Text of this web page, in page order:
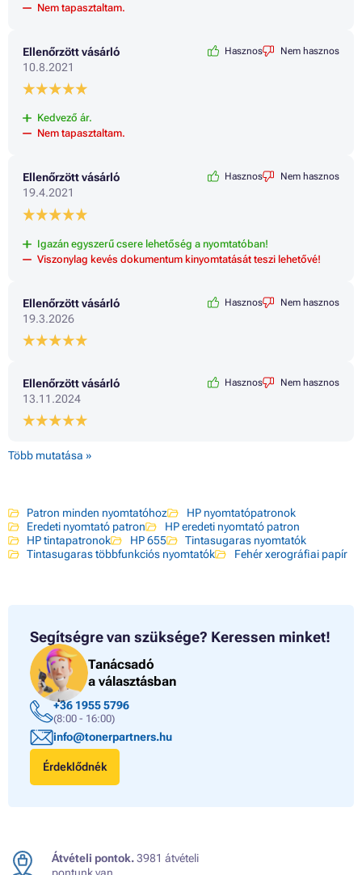
Nem tapasztaltam.
Ellenőrzött vásárló
10.8.2021
Hasznos Nem hasznos
Kedvező ár.
Nem tapasztaltam.
Ellenőrzött vásárló
19.4.2021
Hasznos Nem hasznos
Igazán egyszerű csere lehetőség a nyomtatóban!
Viszonylag kevés dokumentum kinyomtatását teszi lehetővé!
Ellenőrzött vásárló
19.3.2026
Hasznos Nem hasznos
Ellenőrzött vásárló
13.11.2024
Hasznos Nem hasznos
Több mutatása »
Patron minden nyomtatóhoz
HP nyomtatópatronok
Eredeti nyomtató patron
HP eredeti nyomtató patron
HP tintapatronok
HP 655
Tintasugaras nyomtatók
Tintasugaras többfunkciós nyomtatók
Fehér xerográfiai papír
Segítségre van szüksége? Keressen minket!
Tanácsadó
a választásban
+36 1955 5796
(8:00 - 16:00)
info@tonerpartners.hu
Érdeklődnék
Átvételi pontok.3981 átvételi